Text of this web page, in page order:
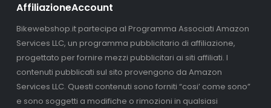
AffiliazioneAccount
Bikewebshop.it partecipa al Programma Associati Amazon
Services LLC, un programma pubblicitario di affiliazione,
progettato per fornire mezzi pubblicitari ai siti affiliati. I
contenuti pubblicati sul sito provengono da Amazon
Services LLC. Questi contenuti sono forniti “cosi’ come sono”
e sono soggetti a modifiche o rimozioni in qualsiasi